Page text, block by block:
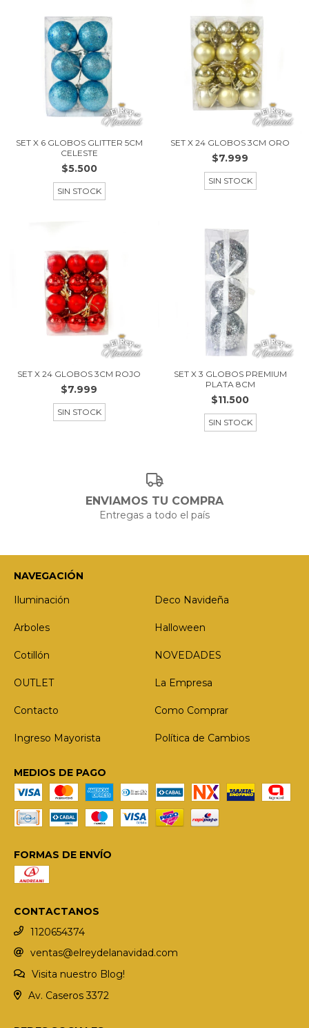
SET X 6 GLOBOS GLITTER 5CM
CELESTE
$5.500
SIN STOCK
SET X 24 GLOBOS 3CM ORO
$7.999
SIN STOCK
SET X 24 GLOBOS 3CM ROJO
$7.999
SIN STOCK
SET X 3 GLOBOS PREMIUM
PLATA 8CM
$11.500
SIN STOCK
ENVIAMOS TU COMPRA
Entregas a todo el país
NAVEGACIÓN
Iluminación
Deco Navideña
Arboles Halloween
Cotillón NOVEDADES
OUTLET La Empresa
Contacto Como Comprar
Ingreso Mayorista Política de Cambios
MEDIOS DE PAGO
FORMAS DE ENVÍO
CONTACTANOS
1120654374
ventas@elreydelanavidad.com
Visita nuestro Blog!
Av. Caseros 3372